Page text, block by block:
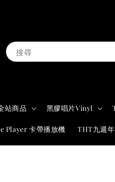
搜尋
站商品 黑膠唱片Vinyl
Player 卡帶播放機 THT九週